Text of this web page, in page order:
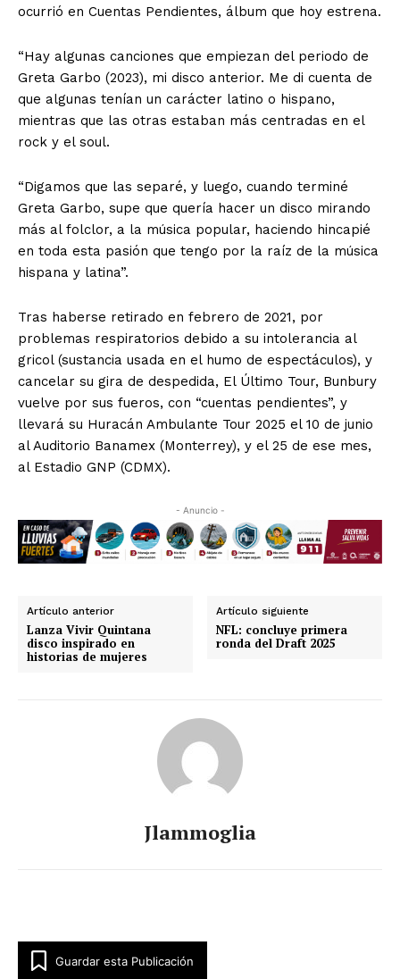
ocurrió en Cuentas Pendientes, álbum que hoy estrena.
“Hay algunas canciones que empiezan del periodo de
Greta Garbo (2023), mi disco anterior. Me di cuenta de
que algunas tenían un carácter latino o hispano,
mientras que las otras estaban más centradas en el
rock y el soul.
“Digamos que las separé, y luego, cuando terminé
Greta Garbo, supe que quería hacer un disco mirando
más al folclor, a la música popular, haciendo hincapié
en toda esta pasión que tengo por la raíz de la música
hispana y latina”.
Tras haberse retirado en febrero de 2021, por
problemas respiratorios debido a su intolerancia al
gricol (sustancia usada en el humo de espectáculos), y
cancelar su gira de despedida, El Último Tour, Bunbury
vuelve por sus fueros, con “cuentas pendientes”, y
llevará su Huracán Ambulante Tour 2025 el 10 de junio
al Auditorio Banamex (Monterrey), y el 25 de ese mes,
al Estadio GNP (CDMX).
- Anuncio -
Artículo anterior
Lanza Vivir Quintana
disco inspirado en
historias de mujeres
Artículo siguiente
NFL: concluye primera
ronda del Draft 2025
Jlammoglia
Guardar esta Publicación